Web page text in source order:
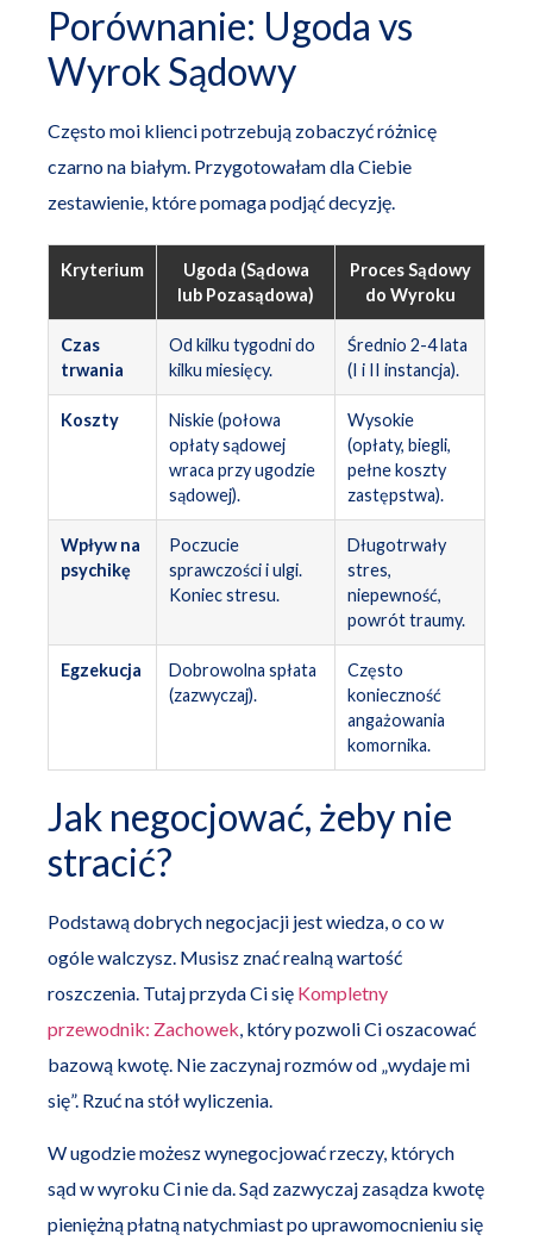
Porównanie: Ugoda vs
Wyrok Sądowy
Często moi klienci potrzebują zobaczyć różnicę
czarno na białym. Przygotowałam dla Ciebie
zestawienie, które pomaga podjąć decyzję.
Kryterium
Ugoda (Sądowa
lub Pozasądowa)
Proces Sądowy
do Wyroku
Czas
trwania
Od kilku tygodni do
kilku miesięcy.
Średnio 2-4 lata
(I i II instancja).
Koszty
Niskie (połowa
opłaty sądowej
wraca przy ugodzie
sądowej).
Wysokie
(opłaty, biegli,
pełne koszty
zastępstwa).
Wpływ na
psychikę
Poczucie
sprawczości i ulgi.
Koniec stresu.
Długotrwały
stres,
niepewność,
powrót traumy.
Egzekucja
Dobrowolna spłata
(zazwyczaj).
Często
konieczność
angażowania
komornika.
Jak negocjować, żeby nie
stracić?
Podstawą dobrych negocjacji jest wiedza, o co w
ogóle walczysz. Musisz znać realną wartość
roszczenia. Tutaj przyda Ci się Kompletny
przewodnik: Zachowek, który pozwoli Ci oszacować
bazową kwotę. Nie zaczynaj rozmów od „wydaje mi
się”. Rzuć na stół wyliczenia.
W ugodzie możesz wynegocjować rzeczy, których
sąd w wyroku Ci nie da. Sąd zazwyczaj zasądza kwotę
pieniężną płatną natychmiast po uprawomocnieniu się